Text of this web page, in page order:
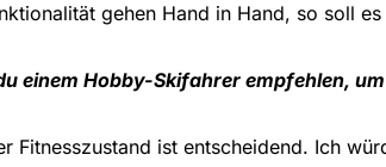
gehen Hand in Hand, so soll es
einem Hobby-Skifahrer empfehlen,
Fitnesszustand ist entscheidend. Ich